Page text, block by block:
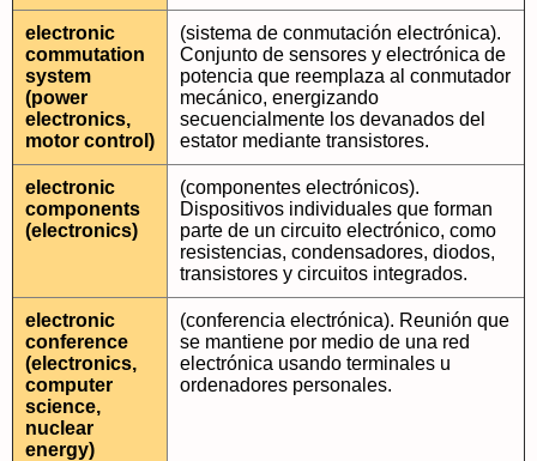
electronic
commutation
system
(power
electronics,
motor control)
(sistema de conmutación electrónica).
Conjunto de sensores y electrónica de
potencia que reemplaza al conmutador
mecánico, energizando
secuencialmente los devanados del
estator mediante transistores.
electronic
components
(electronics)
(componentes electrónicos).
Dispositivos individuales que forman
parte de un circuito electrónico, como
resistencias, condensadores, diodos,
transistores y circuitos integrados.
electronic
conference
(electronics,
computer
science,
nuclear
energy)
(conferencia electrónica). Reunión que
se mantiene por medio de una red
electrónica usando terminales u
ordenadores personales.